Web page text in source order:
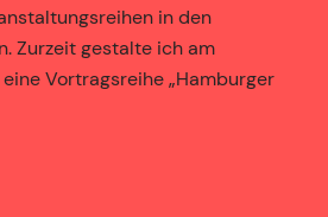
in den
Zurzeit gestalte ich am
Vortragsreihe „Hamburger